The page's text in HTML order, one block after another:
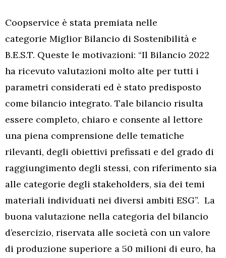
Coopservice è stata premiata nelle
categorie Miglior Bilancio di Sostenibilità e
B.E.S.T. Queste le motivazioni: “Il Bilancio 2022
ha ricevuto valutazioni molto alte per tutti i
parametri considerati ed è stato predisposto
come bilancio integrato. Tale bilancio risulta
essere completo, chiaro e consente al lettore
una piena comprensione delle tematiche
rilevanti, degli obiettivi prefissati e del grado di
raggiungimento degli stessi, con riferimento sia
alle categorie degli stakeholders, sia dei temi
materiali individuati nei diversi ambiti ESG”. La
buona valutazione nella categoria del bilancio
d’esercizio, riservata alle società con un valore
di produzione superiore a 50 milioni di euro, ha